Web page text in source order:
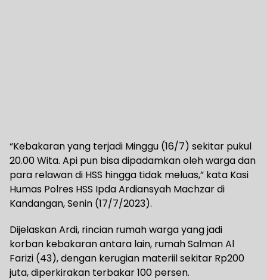
“Kebakaran yang terjadi Minggu (16/7) sekitar pukul
20.00 Wita. Api pun bisa dipadamkan oleh warga dan
para relawan di HSS hingga tidak meluas,” kata Kasi
Humas Polres HSS Ipda Ardiansyah Machzar di
Kandangan, Senin (17/7/2023).
Dijelaskan Ardi, rincian rumah warga yang jadi
korban kebakaran antara lain, rumah Salman Al
Farizi (43), dengan kerugian materiil sekitar Rp200
juta, diperkirakan terbakar 100 persen.